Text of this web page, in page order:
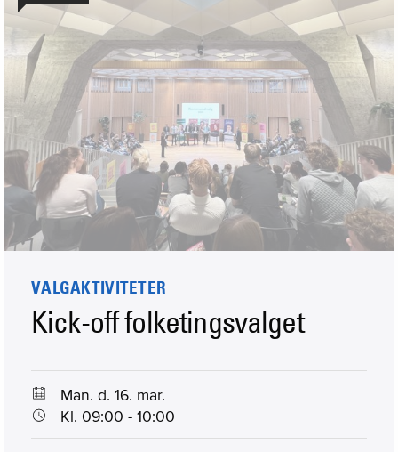
VALGAKTIVITETER
Kick-off folketingsvalget
Man. d. 16. mar.
Kl. 09:00 - 10:00